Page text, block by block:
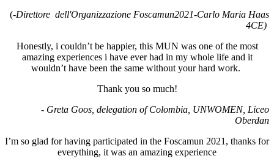
(-Direttore dell'Organizzazione Foscamun2021-Carlo Maria Haas
4CE)
Honestly, i couldn’t be happier, this MUN was one of the most
amazing experiences i have ever had in my whole life and it
wouldn’t have been the same without your hard work.
Thank you so much!
- Greta Goos, delegation of Colombia, UNWOMEN, Liceo
Oberdan
I’m so glad for having participated in the Foscamun 2021, thanks for
everything, it was an amazing experience